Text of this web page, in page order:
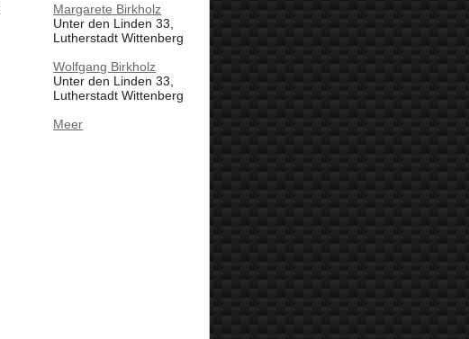
Margarete Birkholz
Unter den Linden 33,
Lutherstadt Wittenberg
Wolfgang Birkholz
Unter den Linden 33,
Lutherstadt Wittenberg
Meer